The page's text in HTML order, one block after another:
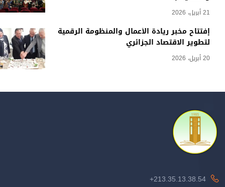
21 أبريل، 2026
إفتتاح مخبر ريادة الأعمال والمنظومة الرقمية
لتطوير الاقتصاد الجزائري
20 أبريل، 2026
213.35.13.38.54+